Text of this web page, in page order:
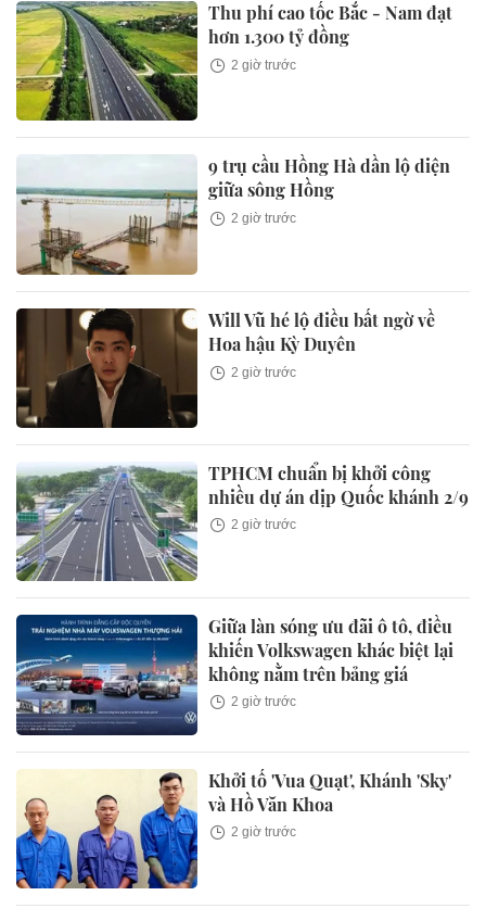
Thu phí cao tốc Bắc - Nam đạt
hơn 1.300 tỷ đồng
2 giờ trước
9 trụ cầu Hồng Hà dần lộ diện
giữa sông Hồng
2 giờ trước
Will Vũ hé lộ điều bất ngờ về
Hoa hậu Kỳ Duyên
2 giờ trước
TPHCM chuẩn bị khởi công
nhiều dự án dịp Quốc khánh 2/9
2 giờ trước
Giữa làn sóng ưu đãi ô tô, điều
khiến Volkswagen khác biệt lại
không nằm trên bảng giá
2 giờ trước
Khởi tố 'Vua Quạt', Khánh 'Sky'
và Hồ Văn Khoa
2 giờ trước